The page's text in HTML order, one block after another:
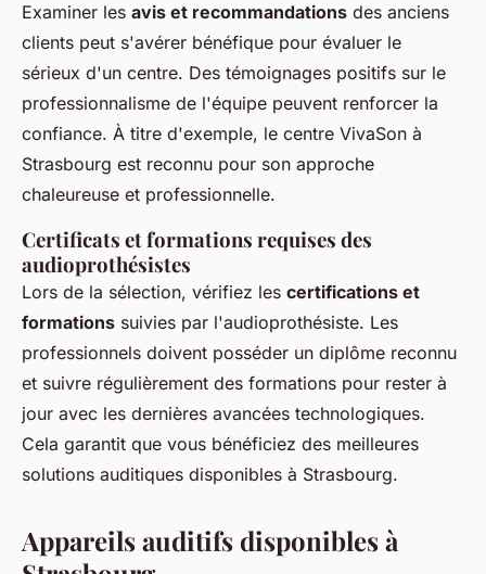
Examiner les avis et recommandations des anciens
clients peut s'avérer bénéfique pour évaluer le
sérieux d'un centre. Des témoignages positifs sur le
professionnalisme de l'équipe peuvent renforcer la
confiance. À titre d'exemple, le centre VivaSon à
Strasbourg est reconnu pour son approche
chaleureuse et professionnelle.
Certificats et formations requises des
audioprothésistes
Lors de la sélection, vérifiez les certifications et
formations suivies par l'audioprothésiste. Les
professionnels doivent posséder un diplôme reconnu
et suivre régulièrement des formations pour rester à
jour avec les dernières avancées technologiques.
Cela garantit que vous bénéficiez des meilleures
solutions auditiques disponibles à Strasbourg.
Appareils auditifs disponibles à